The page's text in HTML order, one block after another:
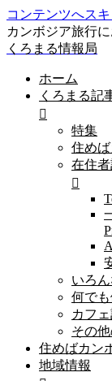
コンテンツへス
カンボジア旅行
くろまる情報局
ホーム
くろまる記
特集
住め
在住
いろ
何で
カフ
その
住めばカン
地域情報